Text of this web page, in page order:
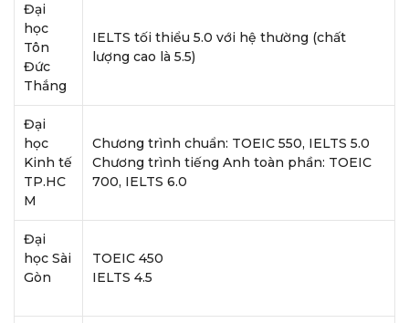
Đại
học
Tôn
Đức
Thắng
IELTS tối thiểu 5.0 với hệ thường (chất
lượng cao là 5.5)
Đại
học
Kinh tế
TP.HC
M
Chương trình chuẩn: TOEIC 550, IELTS 5.0
Chương trình tiếng Anh toàn phần: TOEIC
700, IELTS 6.0
Đại
học Sài
Gòn
TOEIC 450
IELTS 4.5